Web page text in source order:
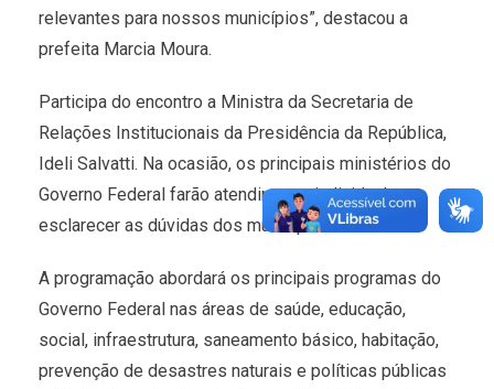
relevantes para nossos municípios”, destacou a
prefeita Marcia Moura.
Participa do encontro a Ministra da Secretaria de
Relações Institucionais da Presidência da República,
Ideli Salvatti. Na ocasião, os principais ministérios do
Governo Federal farão atendimento individual para
esclarecer as dúvidas dos municípios.
A programação abordará os principais programas do
Governo Federal nas áreas de saúde, educação,
social, infraestrutura, saneamento básico, habitação,
prevenção de desastres naturais e políticas públicas